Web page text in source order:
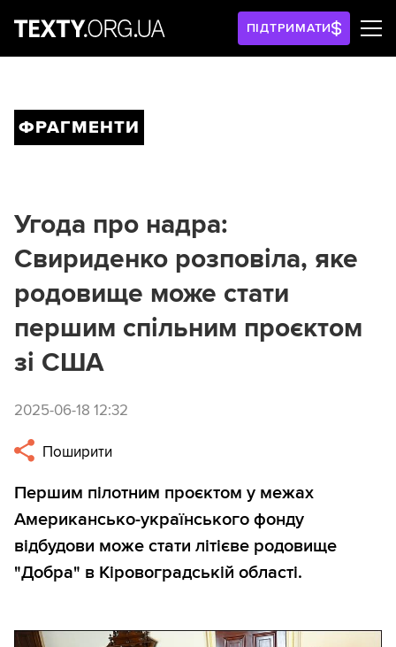
ПІДТРИМАТИ
ФРАГМЕНТИ
Угода про надра:
Свириденко розповіла, яке
родовище може стати
першим спільним проєктом
зі США
2025-06-18 12:32
Поширити
Першим пілотним проєктом у межах
Американсько-українського фонду
відбудови може стати літієве родовище
"Добра" в Кіровоградській області.